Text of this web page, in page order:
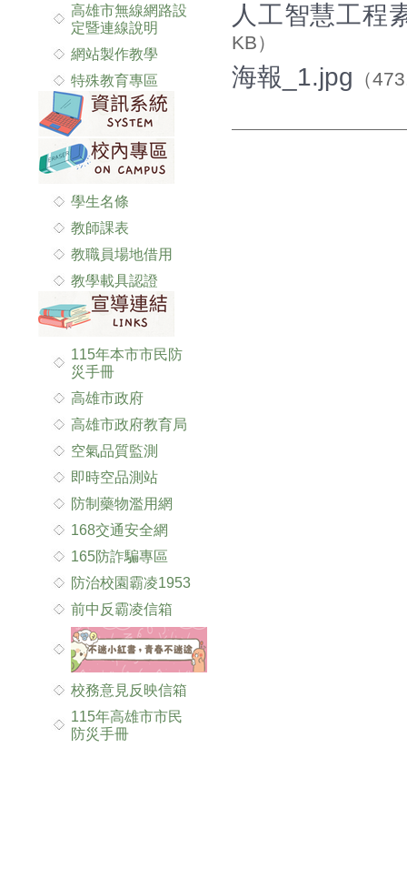
高雄市無線網路設
定暨連線說明
網站製作教學
特殊教育專區
學生名條
教師課表
教職員場地借用
教學載具認證
115年本市市民防
災手冊
高雄市政府
高雄市政府教育局
空氣品質監測
即時空品測站
防制藥物濫用網
168交通安全網
165防詐騙專區
防治校園霸凌1953
前中反霸凌信箱
校務意見反映信箱
115年高雄市市民
防災手冊
人工智慧工程
KB）
海報_1.jpg （